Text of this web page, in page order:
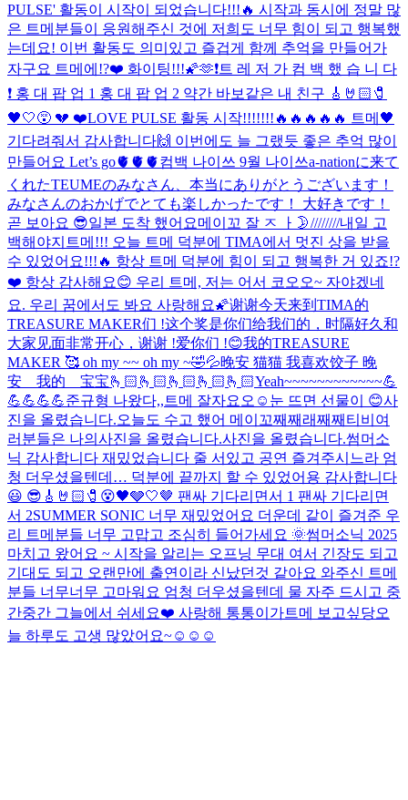
PULSE' 활동이 시작이 되었습니다!!!🔥 시작과 동시에 정말 많
은 트메분들이 응원해주신 것에 저희도 너무 힘이 되고 행복했
는데요! 이번 활동도 의미있고 즐겁게 함께 추억을 만들어가
자구요 트메에!?❤️ 화이팅!!!🌠🫶❗️트 레 저 가 컴 백 했 습 니 다
❗️ 홍 대 팝 업 1 홍 대 팝 업 2 약간 바보같은 내 친구 🎸🤘🏻🧷
🖤🤍😵 💔 ❤️LOVE PULSE 활동 시작!!!!!!!🔥🔥🔥🔥🔥 트메🖤
기다려줘서 감사합니다🙌 이번에도 늘 그랬듯 좋은 추억 많이
만들어요 Let’s go🫀🫀🫀컴백 나이쓰 9월 나이쓰a-nationに来て
くれたTEUMEのみなさん、本当にありがとうございます！
みなさんのおかげでとても楽しかったです！ 大好きです！
곧 보아요 😎일본 도착 했어요메이꼬 잘 ㅈ ㅏ🌛////////내일 고
백해야지 트메!!! 오늘 트메 덕분에 TIMA에서 멋진 상을 받을
수 있었어요!!!🔥 항상 트메 덕분에 힘이 되고 행복한 거 있죠!?
❤️ 항상 감사해요😊 우리 트메, 저는 어서 코오오~ 자야겠네
요. 우리 꿈에서도 봐요 사랑해요🌠谢谢今天来到TIMA的
TREASURE MAKER们 !这个奖是你们给我们的，时隔好久和
大家见面非常开心，谢谢 !爱你们 !😊我的TREASURE
MAKER 🥰 oh my ~~ oh my ~🤣💦晚安 猫猫 我喜欢饺子 晚
安 我的 宝宝🫰🏻🫰🏻🫰🏻🫰🏻🫰🏻Yeah~~~~~~~~~~~~💪
💪💪💪💪준규형 나왔다,, 트메 잘자요오☺️ 눈 뜨면 선물이 😊사
진을 올렸습니다.오늘도 수고 했어 메이꼬째째래째째티비 여
러분들은 나의 사진을 올렸습니다.사진을 올렸습니다.썸머소
닉 감사합니다 재밌었습니다 줄 서있고 공연 즐겨주시느라 엄
청 더우셨을텐데… 덕분에 끝까지 할 수 있었어용 감사합니다
😃 😎🎸🤘🏻🧷😵🖤🩶🤍🤎 팬싸 기다리면서 1 팬싸 기다리면
서 2SUMMER SONIC 너무 재밌었어요 더운데 같이 즐겨준 우
리 트메분들 너무 고맙고 조심히 들어가세요 🌞썸머소닉 2025
마치고 왔어요 ~ 시작을 알리는 오프닝 무대 여서 긴장도 되고
기대도 되고 오랜만에 출연이라 신났던것 같아요 와주신 트메
분들 너무너무 고마워요 엄청 더우셨을텐데 물 자주 드시고 중
간중간 그늘에서 쉬세요❤️ 사랑해 통통이가트메 보고싶당오
늘 하루도 고생 많았어요~☺️☺️☺️